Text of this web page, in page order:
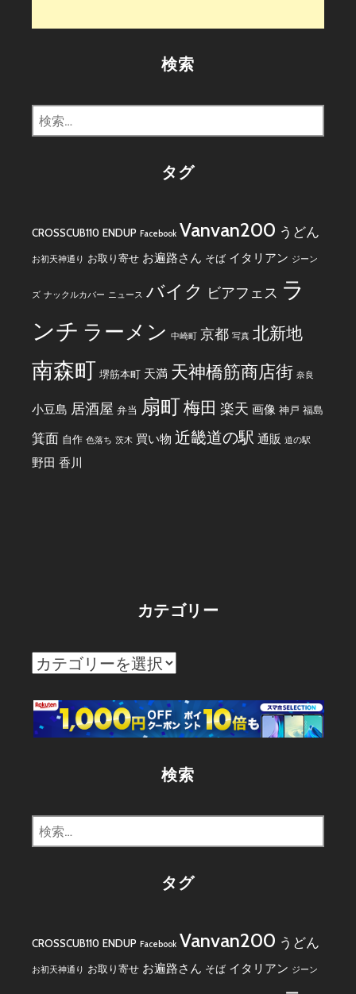
検索
検
索:
タグ
CROSSCUB110 ENDUP Facebook Vanvan200 うどん
お初天神通り お取り寄せ お遍路さん そば イタリアン ジーン
ズ ナックルカバー ニュース バイク ビアフェス ラ
ンチ ラーメン 中崎町 京都 写真 北新地
南森町 堺筋本町 天満 天神橋筋商店街 奈良
小豆島 居酒屋 弁当 扇町梅田 楽天 画像 神戸 福島
箕面 自作 色落ち 茨木 買い物 近畿道の駅 通販 道の駅
野田 香川
カテゴリー
カ
ゴ
リ
検索
検
索:
タグ
CROSSCUB110 ENDUP Facebook Vanvan200 うどん
お初天神通り お取り寄せ お遍路さん そば イタリアン ジーン